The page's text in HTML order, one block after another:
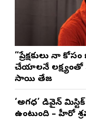
”ప్రేక్షకులు నా
చేయాలనే లక్ష్యంతో
సాయి తేజ
‘అగధ’ డివైన్
ఉంటుంది – హీరో